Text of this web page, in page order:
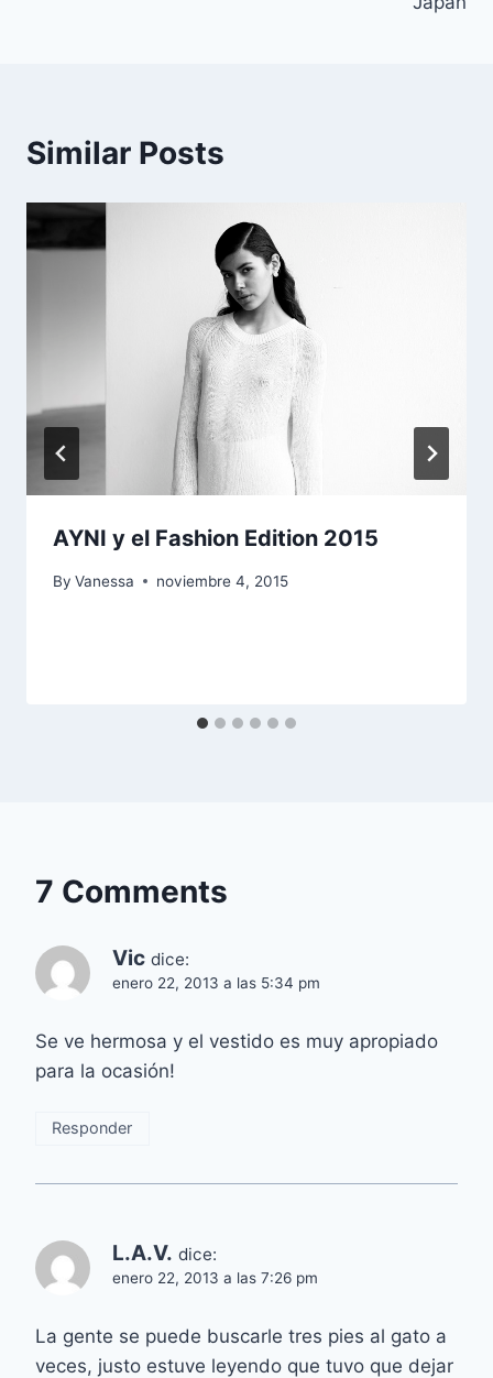
Similar Posts
AYNI y el Fashion Edition 2015
By Vanessa noviembre 4, 2015
7 Comments
Vic dice:
enero 22, 2013 a las 5:34 pm
Se ve hermosa y el vestido es muy apropiado
para la ocasión!
Responder
L.A.V. dice:
enero 22, 2013 a las 7:26 pm
La gente se puede buscarle tres pies al gato a
veces, justo estuve leyendo que tuvo que dejar